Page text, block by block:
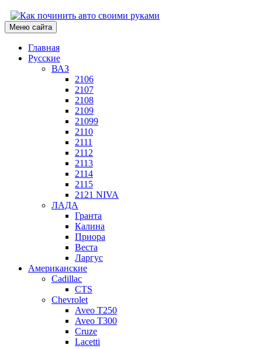
Меню сайта
Главная
Русские
ВАЗ
2106
2107
2108
2109
21099
2110
2111
2112
2113
2114
2115
2121 NIVA
ЛАДА
Гранта
Калина
Приора
Веста
Ларгус
Американские
Cadillac
CTS
Chevrolet
Aveo Т250
Aveo T300
Cruze
Lacetti